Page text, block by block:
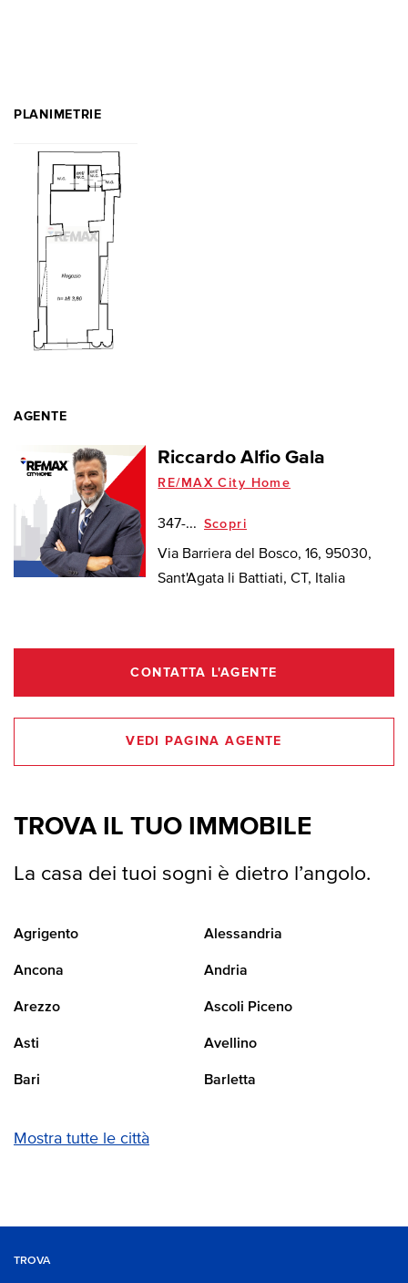
PLANIMETRIE
AGENTE
Riccardo Alfio Gala
RE/MAX City Home
347-... Scopri
Via Barriera del Bosco, 16, 95030,
Sant'Agata li Battiati, CT, Italia
CONTATTA L'AGENTE
VEDI PAGINA AGENTE
TROVA IL TUO IMMOBILE
La casa dei tuoi sogni è dietro l’angolo.
Agrigento Alessandria
Ancona Andria
Arezzo Ascoli Piceno
Asti Avellino
Bari Barletta
Mostra tutte le città
TROVA